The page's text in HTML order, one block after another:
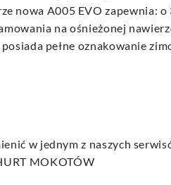
nowa A005 EVO zapewnia: o
na ośnieżonej
pełne oznakowanie
w jednym z naszych
MOKOTÓW